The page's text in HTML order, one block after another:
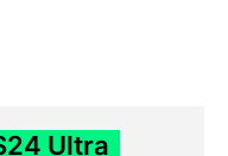
Ultra